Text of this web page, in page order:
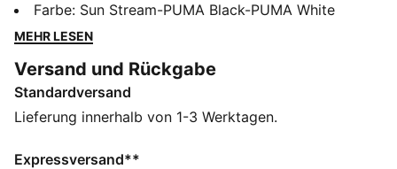
Wurfschuh hat eine durchgehende EVONIK Platte mit
11 Spikes für maximale Leistung und die Laufsohle
drei Mittelfußriemen geben deinem Fuß zusätzlichen
Halt und eine gestanzte Eco Ortholite Ultra Innensohle
sorgt für Dämpfung und Komfort, wenn du mit deinem
DETAILS
Farbe: Sun Stream-PUMA Black-PUMA White
MEHR LESEN
Versand und Rückgabe
Standardversand
Lieferung innerhalb von 1-3 Werktagen.
Expressversand**